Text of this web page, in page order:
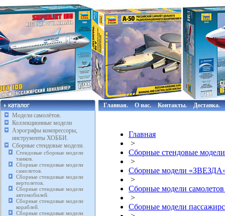
Модели самолётов.
Коллекционные модели
Аэрографы компрессоры,
инструменты ХОББИ.
Сборные стендовые модели.
Стендовые сборные модели
танков.
Сборные стендовые модели
самолетов.
Сборные стендовые модели
вертолетов.
Сборные стендовые модели
автомобилей.
Сборные стендовые модели
кораблей.
Сборные стендовые модели
Главная. О нас. Контакты. Доставка.
Главная
>
Сборные стендовые
>
Сборные модели
>
Сборные модели
>
Сборные модели